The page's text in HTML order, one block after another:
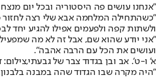
"אנחנו עושים פה היסטוריה ובכל יום
"כשהתחילה המלחמה אבא שלי רצה לחזור
ולשתות קפה ולפעמים אפילו להגיע יחד
"אני יודע שהוא שם, אבל זה לא מה
ועושים את הכל עם הרבה אהבה".
א' ו-ט'. אב ובן בגדוד צבר של גבעתי,צילום:
"היה מקרה שבו הגדוד שהה במבנה בלבנון,